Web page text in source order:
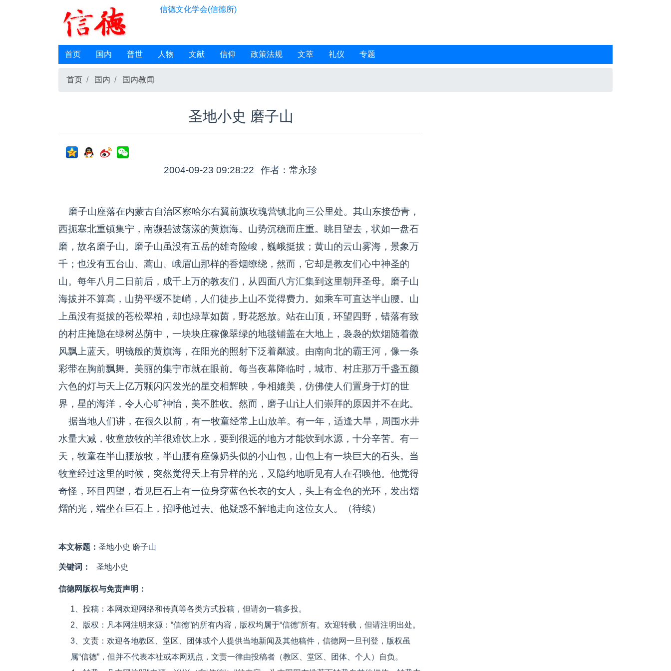
信德文化学会(信德所)
首页 国内 普世 人物 文献 信仰 政策法规 文萃 礼仪 专题
首页 国内 国内教闻
圣地小史 磨子山
2004-09-23 09:28:22 作者：常永珍
磨子山座落在内蒙古自治区察哈尔右翼前旗玫瑰营镇北向三公里处。其山东接岱青，
西扼塞北重镇集宁，南濒碧波荡漾的黄旗海。山势沉稳而庄重。眺目望去，状如一盘石
磨，故名磨子山。磨子山虽没有五岳的雄奇险峻，巍峨挺拔；黄山的云山雾海，景象万
千；也没有五台山、蒿山、峨眉山那样的香烟缭绕，然而，它却是教友们心中神圣的
山。每年八月二日前后，成千上万的教友们，从四面八方汇集到这里朝拜圣母。磨子山
海拔并不算高，山势平缓不陡峭，人们徒步上山不觉得费力。如乘车可直达半山腰。山
上虽没有挺拔的苍松翠柏，却也绿草如茵，野花怒放。站在山顶，环望四野，错落有致
的村庄掩隐在绿树丛荫中，一块块庄稼像翠绿的地毯铺盖在大地上，袅袅的炊烟随着微
风飘上蓝天。明镜般的黄旗海，在阳光的照射下泛着粼波。由南向北的霸王河，像一条
彩带在胸前飘舞。美丽的集宁市就在眼前。每当夜幕降临时，城市、村庄那万千盏五颜
六色的灯与天上亿万颗闪闪发光的星交相辉映，争相媲美，仿佛使人们置身于灯的世
界，星的海洋，令人心旷神怡，美不胜收。然而，磨子山让人们崇拜的原因并不在此。
据当地人们讲，在很久以前，有一牧童经常上山放羊。有一年，适逢大旱，周围水井
水量大减，牧童放牧的羊很难饮上水，要到很远的地方才能饮到水源，十分辛苦。有一
天，牧童在半山腰放牧，半山腰有座像奶头似的小山包，山包上有一块巨大的石头。当
牧童经过这里的时候，突然觉得天上有异样的光，又隐约地听见有人在召唤他。他觉得
奇怪，环目四望，看见巨石上有一位身穿蓝色长衣的女人，头上有金色的光环，发出熠
熠的光，端坐在巨石上，招呼他过去。他疑惑不解地走向这位女人。（待续）
本文标题： 圣地小史 磨子山
关键词： 圣地小史
信德网版权与免责声明：
1、投稿：本网欢迎网络和传真等各类方式投稿，但请勿一稿多投。
2、版权：凡本网注明来源：“信德”的所有内容，版权均属于“信德”所有。欢迎转载，但请注明出处。
3、文责：欢迎各地教区、堂区、团体或个人提供当地新闻及其他稿件，信德网一旦刊登，版权虽
属“信德”，但并不代表本社或本网观点，文责一律由投稿者（教区、堂区、团体、个人）自负。